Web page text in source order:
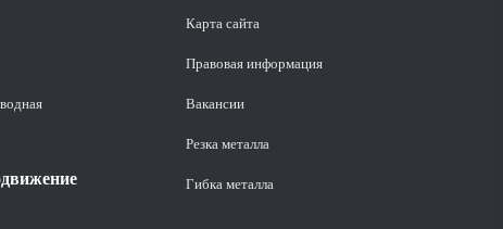
Карта сайта
Правовая информация
Вакансии
Резка металла
Гибка металла